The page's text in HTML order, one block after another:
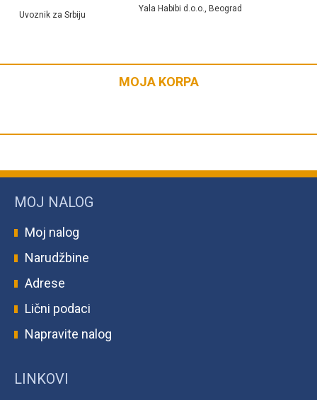
Uvoznik za Srbiju
Yala Habibi d.o.o., Beograd
MOJA KORPA
MOJ NALOG
Moj nalog
Narudžbine
Adrese
Lični podaci
Napravite nalog
LINKOVI